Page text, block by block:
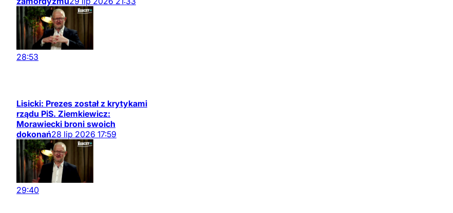
28:53
Lisicki: Prezes został z krytykami
rządu PiS. Ziemkiewicz:
Morawiecki broni swoich
dokonań28 lip 2026 17:59
29:40